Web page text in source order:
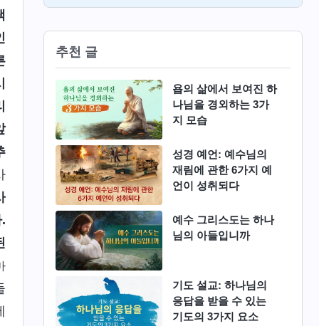
추천 글
욥의 삶에서 보여진 하
나님을 경외하는 3가
지 모습
성경 예언: 예수님의
재림에 관한 6가지 예
언이 성취되다
예수 그리스도는 하나
님의 아들입니까
기도 설교: 하나님의
응답을 받을 수 있는
기도의 3가지 요소